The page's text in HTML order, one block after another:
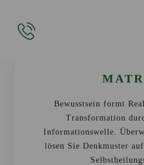
Bewusstsein formt
Transformation
Informationswelle.
lösen Sie Denkmuster